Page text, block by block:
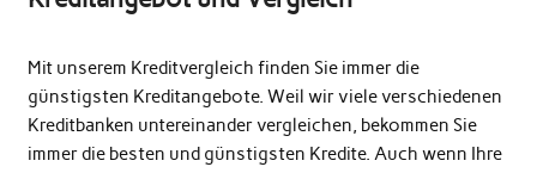
Mit unserem Kreditvergleich finden Sie immer die
günstigsten Kreditangebote. Weil wir viele verschiedenen
Kreditbanken untereinander vergleichen, bekommen Sie
immer die besten und günstigsten Kredite. Auch wenn Ihre